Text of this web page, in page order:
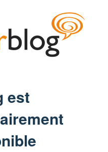
est